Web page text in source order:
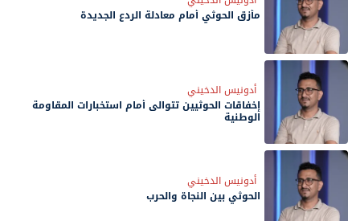
مأزق الحوثي أمام معادلة الردع الجديدة
أدونيس الدخيني
إخفاقات الحوثيين تتوالى أمام استخبارات المقاومة
الوطنية
أدونيس الدخيني
الحوثي بين النجاة والحرب